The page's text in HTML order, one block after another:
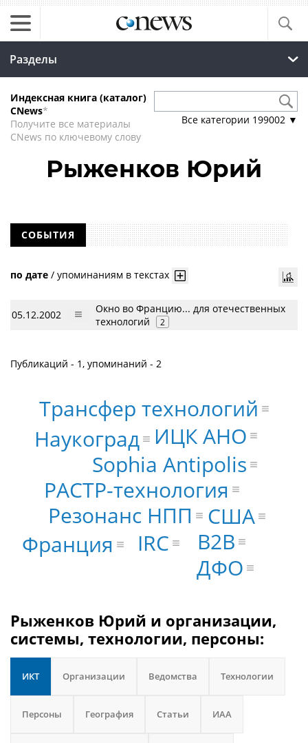
Разделы
Индексная книга (каталог)
CNews*
Получите все материалы
CNews по ключевому слову
Все категории 199002 ▼
Рыженков Юрий
СОБЫТИЯ
по дате / упоминаниям в текстах
05.12.2002
Окно во Францию... для отечественных
технологий
2
Публикаций - 1, упоминаний - 2
РАСТР-технология
Sophia Antipolis
Резонанс НПП
ИЦК АНО
Наукоград
Франция IRC
Трансфер технологий
B2B
США
ДФО
Рыженков Юрий и организации,
системы, технологии, персоны:
ИКТ Организации Ведомства Технологии
Персоны География Статьи ИАА